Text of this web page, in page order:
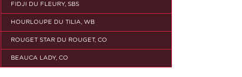
FIDJI DU FLEURY, SBS
HOURLOUPE DU TILIA, WB
ROUGET STAR DU ROUGET, CO
BEAUCA LADY, CO